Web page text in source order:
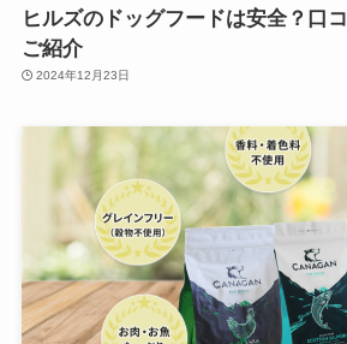
ヒルズのドッグフードは安全？口
ご紹介
2024年12月23日